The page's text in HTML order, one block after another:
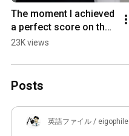
The moment I achieved
a perfect score on the
Eiken Pre-1st Grade
23K views
Posts
英語ファイル / eigophile